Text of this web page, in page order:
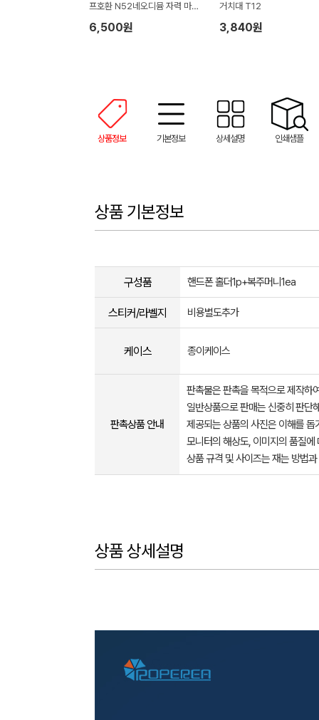
프호환 N52네오디뮴 자력 마그
네틱 링 홀더
6,500원
거치대 T12
3,840원
상품정보 기본정보 상세설명 인쇄샘플
상품 기본정보
구성품 핸드폰 홀더1p+복주머니1ea
스티커/라벨지 비용별도추가
케이스 종이케이스
판촉상품 안내
판촉물은 판촉을 목적으로 제작하
일반상품으로 판매는 신중히 판단
제공되는 상품의 사진은 이해를
모니터의 해상도, 이미지의 품질
상품 규격 및 사이즈는 재는 방법
상품 상세설명